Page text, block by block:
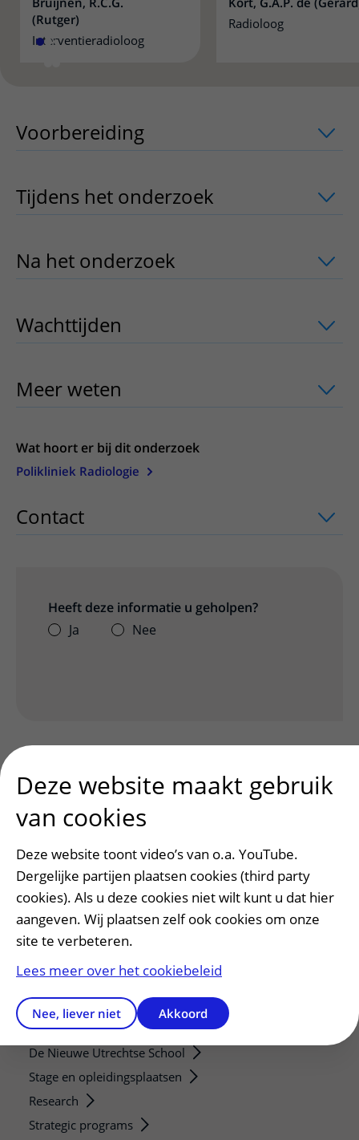
(Rutger)
Interventieradioloog
Radioloog
Voorbereiding uitklapper, klik om te
Tijdens het onderzoek uitklapper, klik
Na het onderzoek uitklapper, klik om
Wachttijden uitklapper, klik om te
Meer weten uitklapper, klik om te
Wat hoort er bij dit onderzoek
Polikliniek Radiologie
Contact uitklapper, klik om te openen
Heeft deze informatie u geholpen?
Ja
Nee
Afspraak maken of wijzigen
Voorbereiden op uw afspraak
Wijzigen patiëntgegevens
Opvragen kopie dossier
Bezoektijden
Onderwijs en onderzoek
Onze opleidingen
De Nieuwe Utrechtse School
Stage en opleidingsplaatsen
Research
Strategic programs
Deze website maakt gebruik
van cookies
Deze website toont video’s van o.a. YouTube.
Dergelijke partijen plaatsen cookies (third party
cookies). Als u deze cookies niet wilt kunt u dat hier
aangeven. Wij plaatsen zelf ook cookies om onze
site te verbeteren.
Lees meer over het cookiebeleid
Nee, liever niet Akkoord